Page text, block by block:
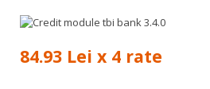
84.93 Lei x 4 rate